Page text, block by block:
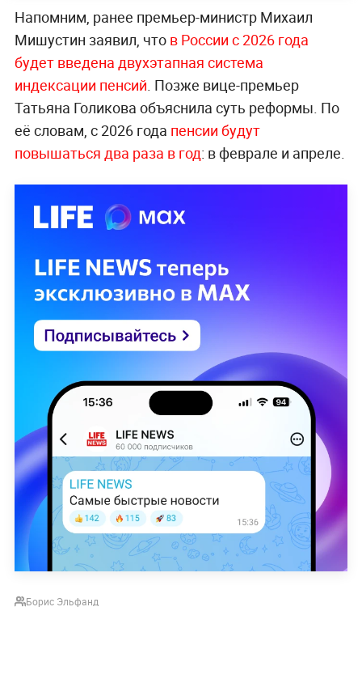
Напомним, ранее премьер-министр Михаил
Мишустин заявил, что в России с 2026 года
будет введена двухэтапная система
индексации пенсий. Позже вице-премьер
Татьяна Голикова объяснила суть реформы. По
её словам, с 2026 года пенсии будут
повышаться два раза в год: в феврале и апреле.
Борис Эльфанд